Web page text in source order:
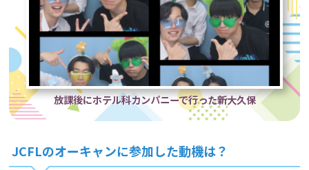
放課後にホテル科カンパニーで行った新大久保
JCFLのオーキャンに参加した動機は？